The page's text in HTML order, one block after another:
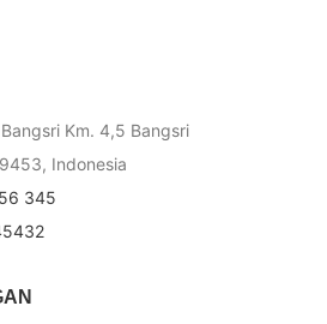
Km. 4,5 Bangsri
Indonesia
345